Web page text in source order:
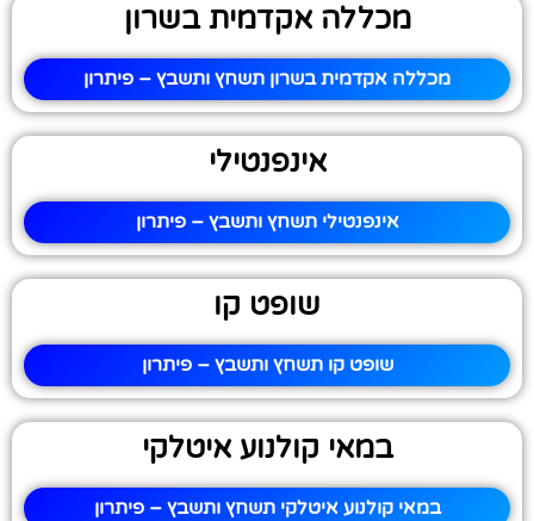
מכללה אקדמית בשרון
מכללה אקדמית בשרון תשחץ ותשבץ – פיתרון
אינפנטילי
אינפנטילי תשחץ ותשבץ – פיתרון
שופט קו
שופט קו תשחץ ותשבץ – פיתרון
במאי קולנוע איטלקי
במאי קולנוע איטלקי תשחץ ותשבץ – פיתרון